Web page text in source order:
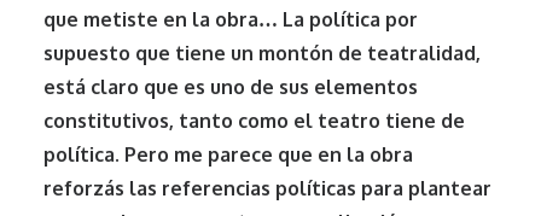
que metiste en la obra… La política por
supuesto que tiene un montón de teatralidad,
está claro que es uno de sus elementos
constitutivos, tanto como el teatro tiene de
política. Pero me parece que en la obra
reforzás las referencias políticas para plantear